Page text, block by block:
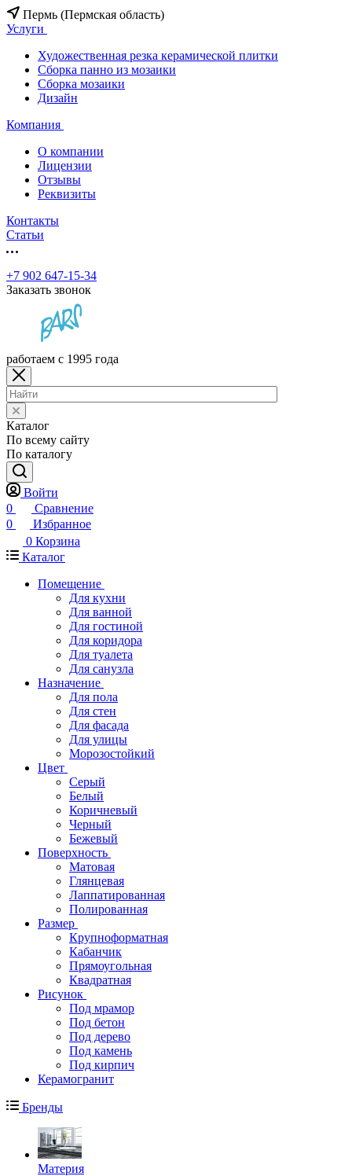
Пермь (Пермская область)
Услуги
Художественная резка керамической плитки
Сборка панно из мозаики
Сборка мозаики
Дизайн
Компания
О компании
Лицензии
Отзывы
Реквизиты
Контакты
Статьи
+7 902 647-15-34
Заказать звонок
работаем с 1995 года
Каталог
По всему сайту
По каталогу
Войти
0
Сравнение
0
Избранное
0 Корзина
Каталог
Помещение
Для кухни
Для ванной
Для гостиной
Для коридора
Для туалета
Для санузла
Назначение
Для пола
Для стен
Для фасада
Для улицы
Морозостойкий
Цвет
Серый
Белый
Коричневый
Черный
Бежевый
Поверхность
Матовая
Глянцевая
Лаппатированная
Полированная
Размер
Крупноформатная
Кабанчик
Прямоугольная
Квадратная
Рисунок
Под мрамор
Под бетон
Под дерево
Под камень
Под кирпич
Керамогранит
Бренды
Материя